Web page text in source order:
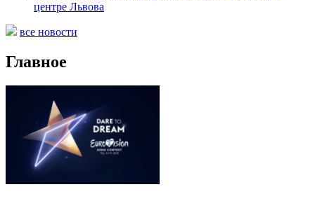
центре Львова
все новости
Главное